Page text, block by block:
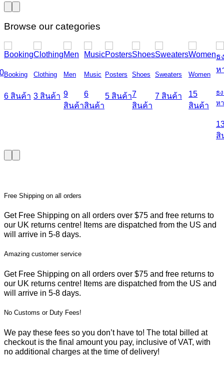
Browse our categories
Booking
6 สินค้า
Clothing
3 สินค้า
Men
9
สินค้า
Music
6
สินค้า
Posters
5 สินค้า
Shoes
7
สินค้า
Sweaters
7 สินค้า
Women
15
สินค้า
ธ
ห
สิ
Free Shipping on all orders
Get Free Shipping on all orders over $75 and free returns to
our UK returns centre! Items are dispatched from the US and
will arrive in 5-8 days.
Amazing customer service
Get Free Shipping on all orders over $75 and free returns to
our UK returns centre! Items are dispatched from the US and
will arrive in 5-8 days.
No Customs or Duty Fees!
We pay these fees so you don’t have to! The total billed at
checkout is the final amount you pay, inclusive of VAT, with
no additional charges at the time of delivery!